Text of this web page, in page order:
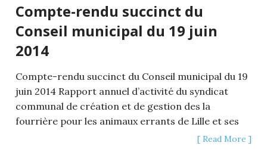
Compte-rendu succinct du
Conseil municipal du 19 juin
2014
Compte-rendu succinct du Conseil municipal du 19
juin 2014 Rapport annuel d’activité du syndicat
communal de création et de gestion des la
fourrière pour les animaux errants de Lille et ses
[ Read More ]